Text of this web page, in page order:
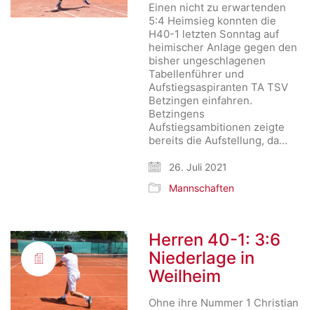
Einen nicht zu erwartenden
5:4 Heimsieg konnten die
H40-1 letzten Sonntag auf
heimischer Anlage gegen den
bisher ungeschlagenen
Tabellenführer und
Aufstiegsaspiranten TA TSV
Betzingen einfahren.
Betzingens
Aufstiegsambitionen zeigte
bereits die Aufstellung, da…
26. Juli 2021
Mannschaften
Herren 40-1: 3:6
Niederlage in
Weilheim
Ohne ihre Nummer 1 Christian